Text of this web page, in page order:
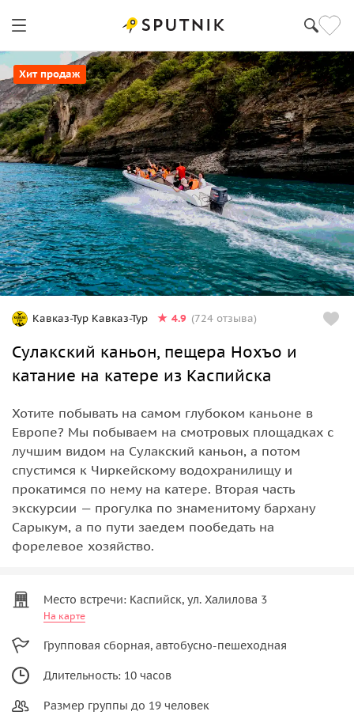
Хит продаж
Кавказ-Тур Кавказ-Тур 4.9 (724 отзыва)
Сулакский каньон, пещера Нохъо и
катание на катере из Каспийска
Хотите побывать на самом глубоком каньоне в
Европе? Мы побываем на смотровых площадках с
лучшим видом на Сулакский каньон, а потом
спустимся к Чиркейскому водохранилищу и
прокатимся по нему на катере. Вторая часть
экскурсии — прогулка по знаменитому бархану
Сарыкум, а по пути заедем пообедать на
форелевое хозяйство.
Место встречи: Каспийск, ул. Халилова 3
На карте
Групповая сборная, автобусно-пешеходная
Длительность: 10 часов
Размер группы до 19 человек